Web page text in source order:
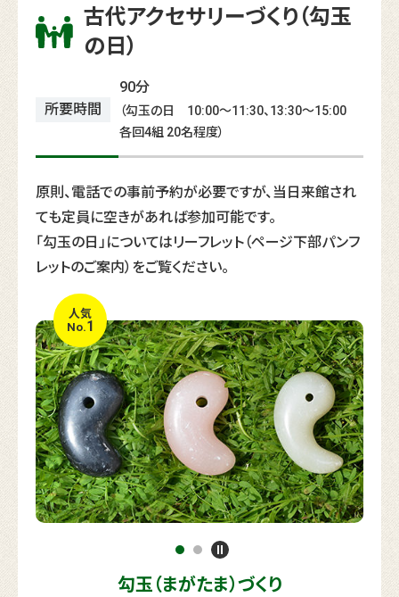
古代アクセサリーづくり（勾玉
の日）
所要時間
90分
（勾玉の日 10:00～11:30、13:30～15:00
各回4組 20名程度）
原則、電話での事前予約が必要ですが、当日来館され
ても定員に空きがあれば参加可能です。
「勾玉の日」についてはリーフレット（ページ下部パンフ
レットのご案内）をご覧ください。
人気
No.1
勾玉（まがたま）づくり